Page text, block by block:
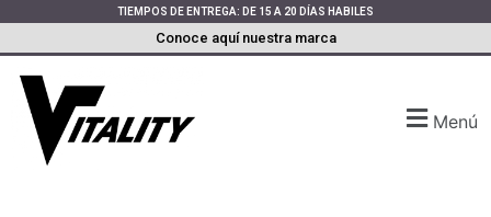
TIEMPOS DE ENTREGA: DE 15 A 20 DÍAS HABILES
Conoce aquí nuestra marca
Menú